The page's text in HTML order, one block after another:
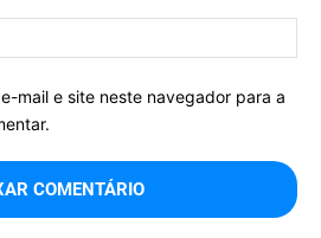
mail e site neste navegador para a